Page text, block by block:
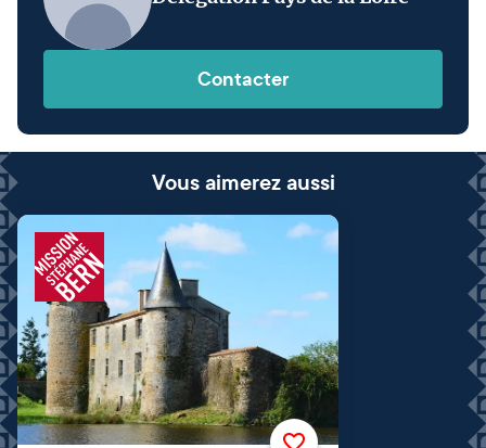
Contacter
Vous aimerez aussi